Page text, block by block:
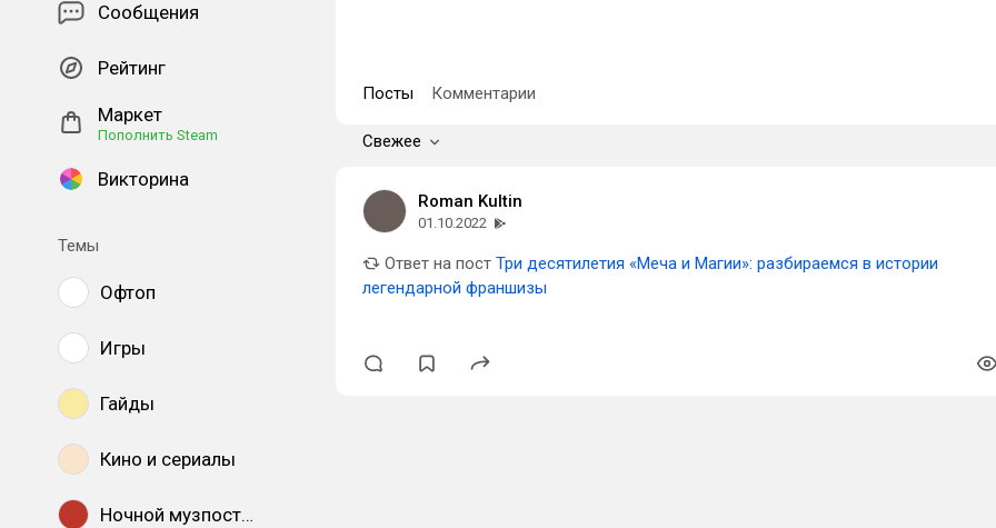
Сообщения
Рейтинг
Маркет
Пополнить Steam
Викторина
Темы
Офтоп
Игры
Гайды
Кино и сериалы
Ночной музпостинг
Посты Комментарии
Свежее
Roman Kultin
01.10.2022
Ответ на пост Три десятилетия «Меча и Магии»: разбираемся в истории
легендарной франшизы